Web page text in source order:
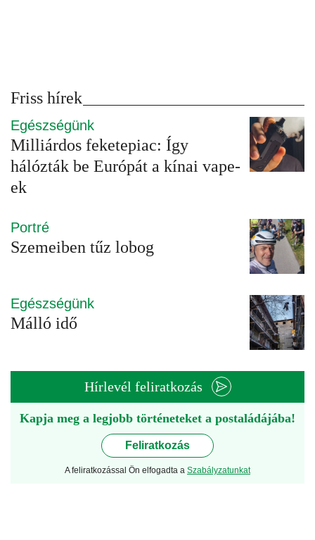
Friss hírek
Egészségünk
Milliárdos feketepiac: Így
hálózták be Európát a kínai vape-
ek
Portré
Szemeiben tűz lobog
Egészségünk
Málló idő
Hírlevél feliratkozás
Kapja meg a legjobb történeteket a postaládájába!
Feliratkozás
A feliratkozással Ön elfogadta a Szabályzatunkat